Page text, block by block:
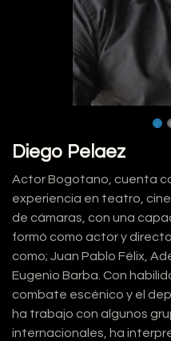
Diego Pelaez
Actor Bogotano, cuenta
experiencia en teatro,
de cámaras, con una
formó como actor y
como; Juan Pablo Félix,
Eugenio Barba. Con
combate escénico y el
ha trabajo con algunos
internacionales, ha